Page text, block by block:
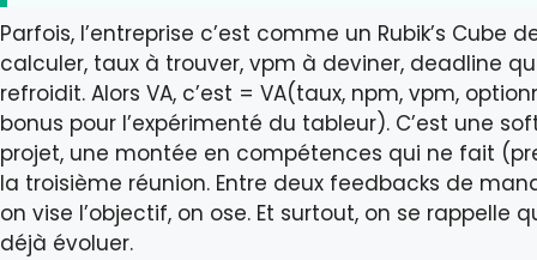
Parfois, l’entreprise c’est comme un Rubik’s Cube
calculer, taux à trouver, vpm à deviner, deadline
refroidit. Alors VA, c’est = VA(taux, npm, vpm,
bonus pour l’expérimenté du tableur). C’est une
projet, une montée en compétences qui ne fait
la troisième réunion. Entre deux feedbacks de
on vise l’objectif, on ose. Et surtout, on se rappelle
déjà évoluer.